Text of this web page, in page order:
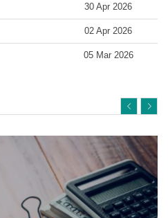
30 Apr 2026
02 Apr 2026
05 Mar 2026